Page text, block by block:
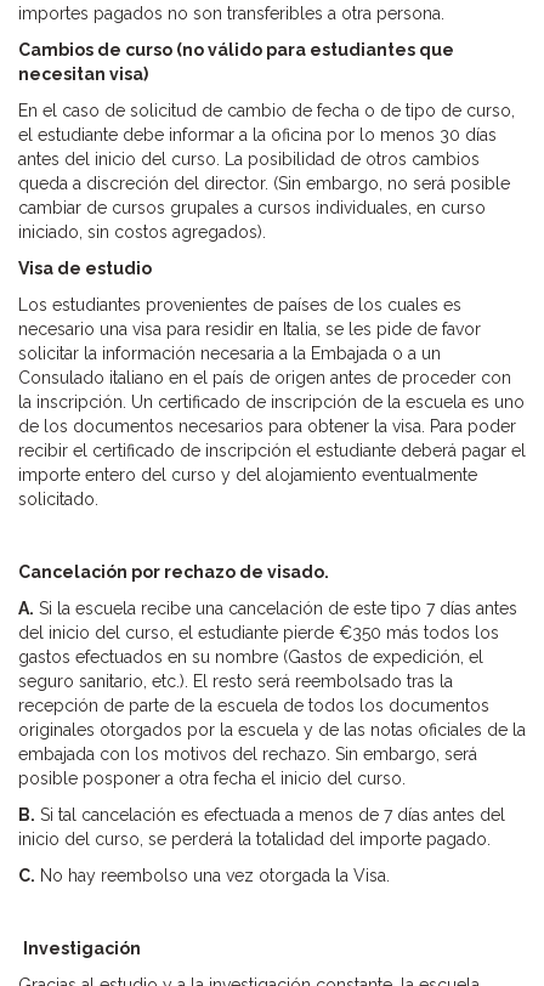
importes pagados no son transferibles a otra persona.
Cambios de curso (no válido para estudiantes que
necesitan visa)
En el caso de solicitud de cambio de fecha o de tipo de curso,
el estudiante debe informar a la oficina por lo menos 30 días
antes del inicio del curso. La posibilidad de otros cambios
queda a discreción del director. (Sin embargo, no será posible
cambiar de cursos grupales a cursos individuales, en curso
iniciado, sin costos agregados).
Visa de estudio
Los estudiantes provenientes de países de los cuales es
necesario una visa para residir en Italia, se les pide de favor
solicitar la información necesaria a la Embajada o a un
Consulado italiano en el país de origen antes de proceder con
la inscripción. Un certificado de inscripción de la escuela es uno
de los documentos necesarios para obtener la visa. Para poder
recibir el certificado de inscripción el estudiante deberá pagar el
importe entero del curso y del alojamiento eventualmente
solicitado.
Cancelación por rechazo de visado.
A. Si la escuela recibe una cancelación de este tipo 7 días antes
del inicio del curso, el estudiante pierde €350 más todos los
gastos efectuados en su nombre (Gastos de expedición, el
seguro sanitario, etc.). El resto será reembolsado tras la
recepción de parte de la escuela de todos los documentos
originales otorgados por la escuela y de las notas oficiales de la
embajada con los motivos del rechazo. Sin embargo, será
posible posponer a otra fecha el inicio del curso.
B. Si tal cancelación es efectuada a menos de 7 días antes del
inicio del curso, se perderá la totalidad del importe pagado.
C. No hay reembolso una vez otorgada la Visa.
Investigación